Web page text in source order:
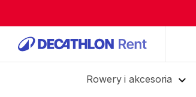
Rowery i akcesoria